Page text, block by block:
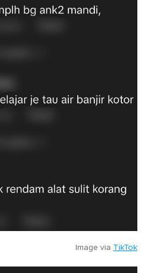
Image via TikTok